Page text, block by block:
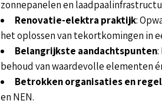
zonnepanelen en
Renovatie-elektra praktijk:
het oplossen van tekortkomingen in
Belangrijkste aandachtspunten
behoud van waardevolle elementen
Betrokken organisaties en
en NEN.